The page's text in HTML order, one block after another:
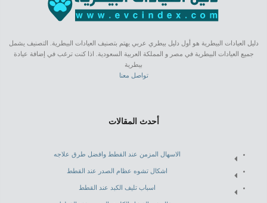
دليل العيادات البيطرية هو أول دليل بيطري عربي يهتم بتصنيف العيادات البيطرية. التصنيف يشمل
جميع العيادات البيطرية في مصر و المملكة العربية السعودية. اذا كنت ترغب في إضافة عيادة
بيطرية
تواصل معنا
أحدث المقالات
الاسهال المزمن عند القطط وافضل طرق علاجه
اشكال تشوه عظام الصدر عند القطط
اسباب تليف الكبد عند القطط